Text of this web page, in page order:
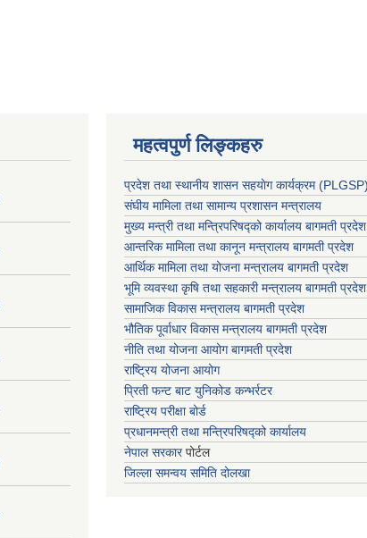
महत्वपुर्ण लिङ्कहरु
प्रदेश तथा स्थानीय शासन सहयाेग कार्यक्रम (PLGSP)
संघीय मामिला तथा सामान्य प्रशासन मन्त्रालय
मुख्य मन्त्री तथा मन्त्रिपरिषद्को कार्यालय बागमती प्रदेश
आन्तरिक मामिला तथा कानून मन्त्रालय बागमती प्रदेश
आर्थिक मामिला तथा योजना मन्त्रालय बागमती प्रदेश
भूमि व्यवस्था कृषि तथा सहकारी मन्त्रालय बागमती प्रदेश
सामाजिक विकास मन्त्रालय बागमती प्रदेश
भौतिक पूर्वाधार विकास मन्त्रालय बागमती प्रदेश
नीति तथा योजना आयोग बागमती प्रदेश
राष्ट्रिय योजना आयोग
प्रिती फन्ट बाट युनिकोड कन्भर्रटर
राष्ट्रिय परीक्षा बोर्ड
प्रधानमन्त्री तथा मन्त्रिपरिषद्को कार्यालय
नेपाल सरकारपोर्टल
जिल्ला समन्वय समिति दोलखा